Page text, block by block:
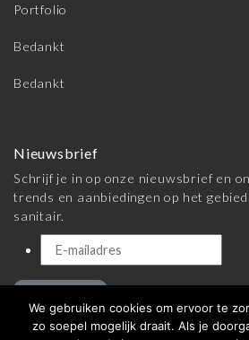
Portfolio
Bedankt
Bedankt
Nieuwsbrief
Schrijf je in op onze nieuwsbrief en
trends en aanbiedingen op het
sanitair.
We gebruiken cookies om ervoor te
zo soepel mogelijk draait. Als je